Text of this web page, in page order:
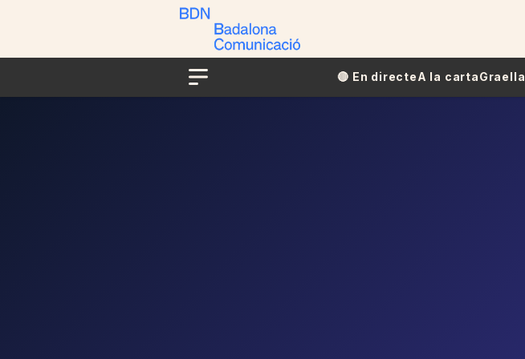
Menu
🔴​​ En directeA la cartaGraella